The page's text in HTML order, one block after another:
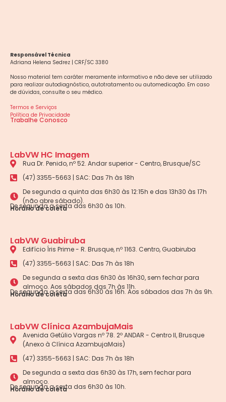
Responsável Técnica
Adriana Helena Sedrez | CRF/SC 3380
Nosso material tem caráter meramente informativo e não deve ser utilizado
para realizar autodiagnóstico, autotratamento ou automedicação. Em caso
de dúvidas, consulte o seu médico.
Termos e Serviços
Política de Privacidade
Trabalhe Conosco
LabVW HC Imagem
Rua Dr. Penido, nº 52. Andar superior - Centro, Brusque/SC
(47) 3355-5663 | SAC: Das 7h às 18h
De segunda a quinta das 6h30 às 12:15h e das 13h30 às 17h
(não abre sábado).
Horário de coleta
De segunda a sexta das 6h30 às 10h.
LabVW Guabiruba
Edifício Íris Prime - R. Brusque, nº 1163. Centro, Guabiruba
(47) 3355-5663 | SAC: Das 7h às 18h
De segunda a sexta das 6h30 às 16h30, sem fechar para
almoço. Aos sábados das 7h às 11h.
Horário de coleta
De segunda a sexta das 6h30 às 16h. Aos sábados das 7h às 9h.
LabVW Clínica AzambujaMais
Avenida Getúlio Vargas nº 78. 2º ANDAR - Centro II, Brusque
(Anexo à Clínica AzambujaMais)
(47) 3355-5663 | SAC: Das 7h às 18h
De segunda a sexta das 6h30 às 17h, sem fechar para
almoço.
Horário de coleta
De segunda a sexta das 6h30 às 10h.